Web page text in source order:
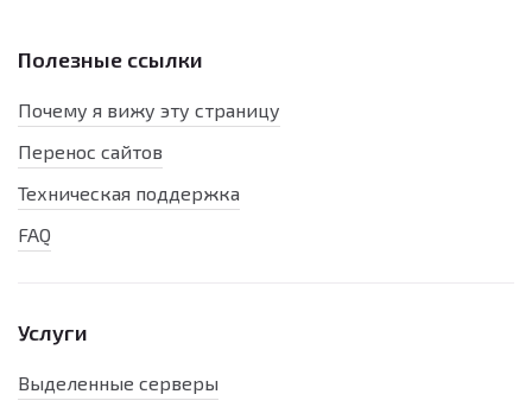
Полезные ссылки
Почему я вижу эту страницу
Перенос сайтов
Техническая поддержка
FAQ
Услуги
Выделенные серверы